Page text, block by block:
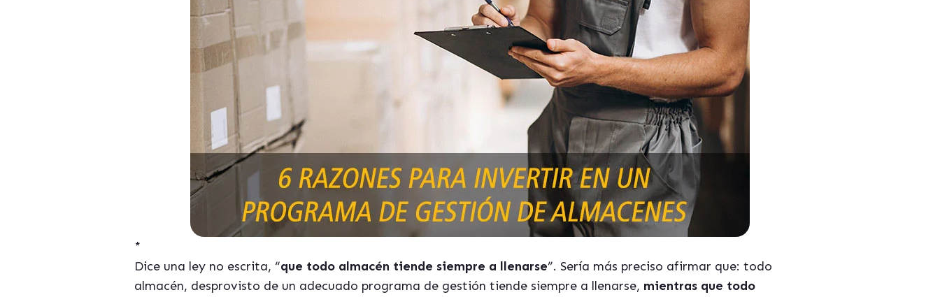
*
Dice una ley no escrita, “que todo almacén tiende siempre a llenarse”. Sería más preciso afirmar que: todo
almacén, desprovisto de un adecuado programa de gestión tiende siempre a llenarse, mientras que todo